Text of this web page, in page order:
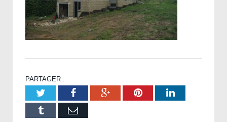
PARTAGER :
TwitterFacebookGoogle+PinterestLinkedIn
Tumblr Email